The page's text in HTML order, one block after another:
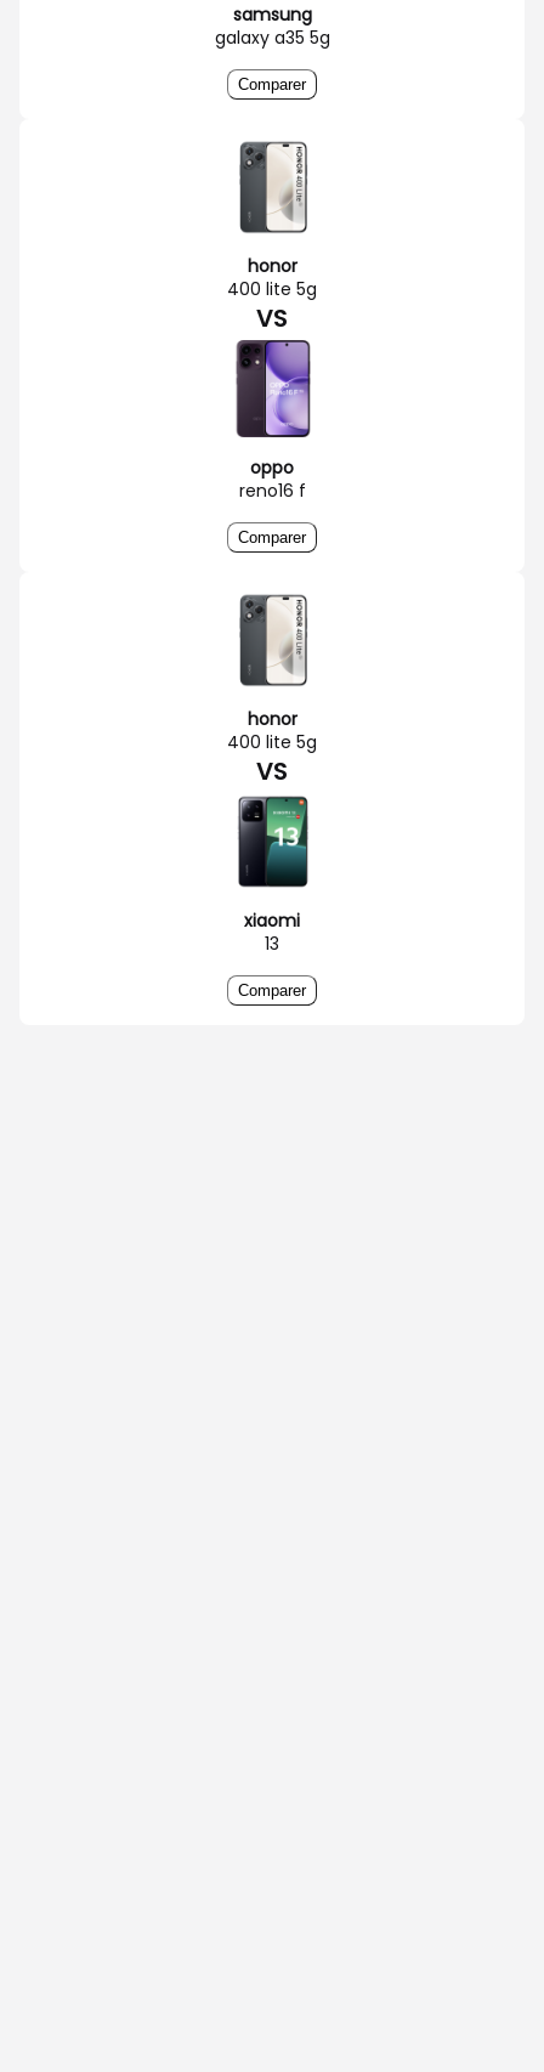
samsung
galaxy a35 5g
Comparer
honor
400 lite 5g
VS
oppo
reno16 f
Comparer
honor
400 lite 5g
VS
xiaomi
13
Comparer